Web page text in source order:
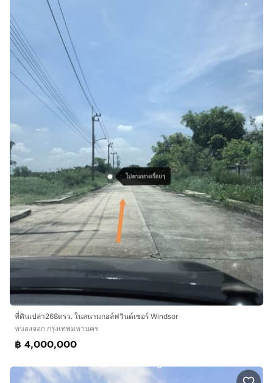
ที่ดินเปล่า268ตรว. ในสนามกอล์ฟวินด์เซอร์ Windsor
หนองจอก กรุงเทพมหานคร
฿ 4,000,000